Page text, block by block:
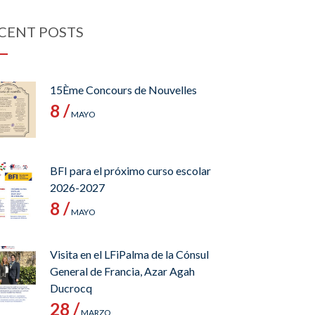
POSTS
15Ème Concours de Nouvelles
8 /MAYO
BFI para el próximo curso escolar
2026-2027
8 /MAYO
Visita en el LFiPalma de la Cónsul
General de Francia, Azar Agah
Ducrocq
28 /MARZO